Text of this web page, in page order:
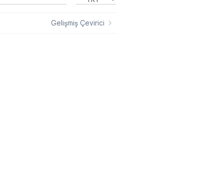
Gelişmiş Çevirici